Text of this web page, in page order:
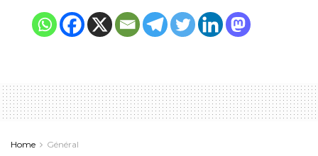
Home Général